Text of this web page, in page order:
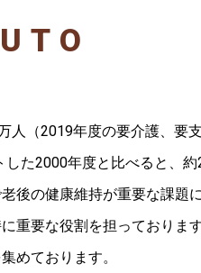
（2019年度の要介護、要
た2000年度と比べると、
後の健康維持が重要な課題
要な役割を担っておりま
めております。